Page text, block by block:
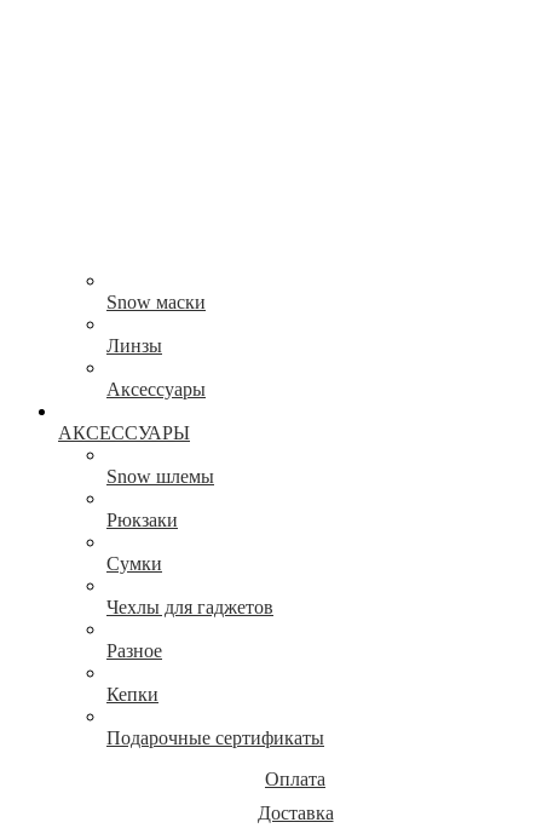
Snow маски
Линзы
Аксессуары
АКСЕССУАРЫ
Snow шлемы
Рюкзаки
Сумки
Чехлы для гаджетов
Разное
Кепки
Подарочные сертификаты
Оплата
Доставка